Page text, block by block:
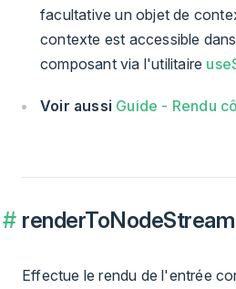
facultative un objet de
contexte est accessible
composant via l'utilitaire
Voir aussi Guide - Rendu
Effectue le rendu de l'entrée